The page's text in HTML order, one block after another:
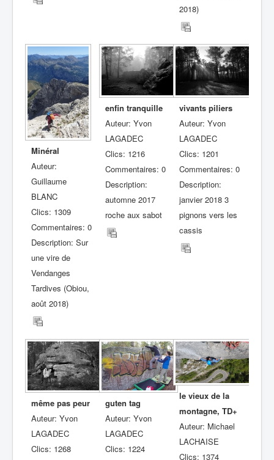
2018)
Minéral
Auteur:
Guillaume
BLANC
Clics: 1309
Commentaires: 0
Description: Sur
une vire de
Vendanges
Tardives (Obiou,
août 2018)
enfin tranquille
Auteur: Yvon
LAGADEC
Clics: 1216
Commentaires: 0
Description:
automne 2017
roche aux sabot
vivants piliers
Auteur: Yvon
LAGADEC
Clics: 1201
Commentaires: 0
Description:
janvier 2018 3
pignons vers les
cassis
même pas peur
Auteur: Yvon
LAGADEC
Clics: 1268
guten tag
Auteur: Yvon
LAGADEC
Clics: 1224
le vieux de la
montagne, TD+
Auteur: Michael
LACHAISE
Clics: 1374